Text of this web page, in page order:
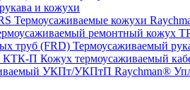
и кожухи
Термоусаживаемые кожухи
ремонтный кожух
Термоусаживаемый
Кожух термоусаживаемый